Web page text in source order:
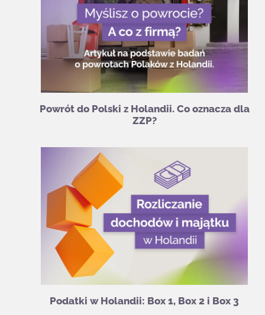
Powrót do Polski z Holandii. Co oznacza dla
ZZP?
Podatki w Holandii: Box 1, Box 2 i Box 3